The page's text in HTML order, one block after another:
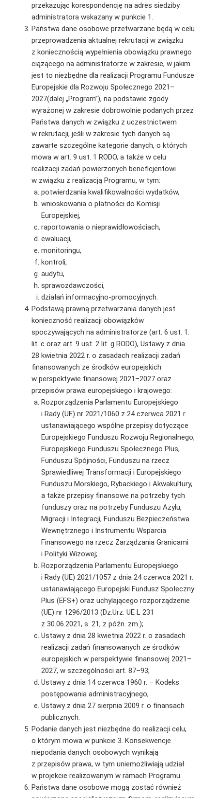
przekazując korespondencję na adres siedziby
administratora wskazany w punkcie 1.
Państwa dane osobowe przetwarzane będą w celu
przeprowadzenia aktualnej rekrutacji w związku
z koniecznością wypełnienia obowiązku prawnego
ciążącego na administratorze w zakresie, w jakim
jest to niezbędne dla realizacji Programu Fundusze
Europejskie dla Rozwoju Społecznego 2021–
2027(dalej „Program”), na podstawie zgody
wyrażonej w zakresie dobrowolnie podanych przez
Państwa danych w związku z uczestnictwem
w rekrutacji, jeśli w zakresie tych danych są
zawarte szczególne kategorie danych, o których
mowa w art. 9 ust. 1 RODO, a także w celu
realizacji zadań powierzonych beneficjentowi
w związku z realizacją Programu, w tym:
potwierdzania kwalifikowalności wydatków,
wnioskowania o płatności do Komisji
Europejskiej,
raportowania o nieprawidłowościach,
ewaluacji,
monitoringu,
kontroli,
audytu,
sprawozdawczości,
działań informacyjno-promocyjnych.
Podstawą prawną przetwarzania danych jest
konieczność realizacji obowiązków
spoczywających na administratorze (art. 6 ust. 1.
lit. c oraz art. 9 ust. 2 lit. g RODO), Ustawy z dnia
28 kwietnia 2022 r. o zasadach realizacji zadań
finansowanych ze środków europejskich
w perspektywie finansowej 2021–2027 oraz
przepisów prawa europejskiego i krajowego:
Rozporządzenia Parlamentu Europejskiego
i Rady (UE) nr 2021/1060 z 24 czerwca 2021 r.
ustanawiającego wspólne przepisy dotyczące
Europejskiego Funduszu Rozwoju Regionalnego,
Europejskiego Funduszu Społecznego Plus,
Funduszu Spójności, Funduszu na rzecz
Sprawiedliwej Transformacji i Europejskiego
Funduszu Morskiego, Rybackiego i Akwakultury,
a także przepisy finansowe na potrzeby tych
funduszy oraz na potrzeby Funduszu Azylu,
Migracji i Integracji, Funduszu Bezpieczeństwa
Wewnętrznego i Instrumentu Wsparcia
Finansowego na rzecz Zarządzania Granicami
i Polityki Wizowej;
Rozporządzenia Parlamentu Europejskiego
i Rady (UE) 2021/1057 z dnia 24 czerwca 2021 r.
ustanawiającego Europejski Fundusz Społeczny
Plus (EFS+) oraz uchylającego rozporządzenie
(UE) nr 1296/2013 (Dz.Urz. UE L 231
z 30.06.2021, s. 21, z późn. zm.);
Ustawy z dnia 28 kwietnia 2022 r. o zasadach
realizacji zadań finansowanych ze środków
europejskich w perspektywie finansowej 2021–
2027, w szczególności art. 87–93;
Ustawy z dnia 14 czerwca 1960 r. – Kodeks
postępowania administracyjnego;
Ustawy z dnia 27 sierpnia 2009 r. o finansach
publicznych.
Podanie danych jest niezbędne do realizacji celu,
o którym mowa w punkcie 3. Konsekwencje
niepodania danych osobowych wynikają
z przepisów prawa, w tym uniemożliwiają udział
w projekcie realizowanym w ramach Programu.
Państwa dane osobowe mogą zostać również